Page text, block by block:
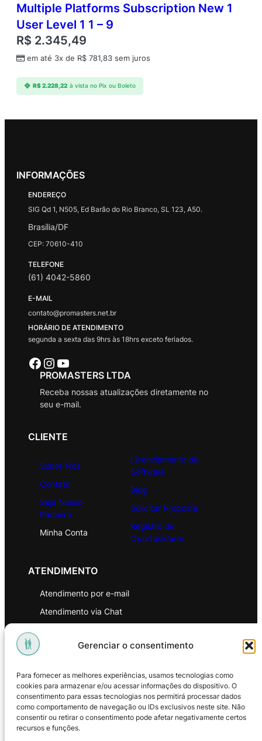
Gerenciar o consentimento
Para fornecer as melhores experiências, usamos tecnologias como
cookies para armazenar e/ou acessar informações do dispositivo. O
consentimento para essas tecnologias nos permitirá processar dados
como comportamento de navegação ou IDs exclusivos neste site. Não
consentir ou retirar o consentimento pode afetar negativamente certos
recursos e funções.
Multiple Platforms Subscription New 1
User Level 1 1 – 9
R$ 2.345,49
em até 3x de R$ 781,83 sem juros
R$2.228,22 à vista no Pix ou Boleto
INFORMAÇÕES
ENDEREÇO
SIG Qd 1, N505, Ed Barão do Rio Branco, SL 123, A50.
Brasília/DF
CEP: 70610-410
TELEFONE
(61) 4042-5860
E-MAIL
contato@promasters.net.br
HORÁRIO DE ATENDIMENTO
segunda a sexta das 9hrs às 18hrs exceto feriados.
Facebook Instagram Youtube
PROMASTERS LTDA
Receba nossas atualizações diretamente no
seu e-mail.
CLIENTE
Sobre Nós
Contato
Seja Nosso
Parceiro
Minha Conta
Licenciamento de
Software
Blog
Solicitar Proposta
Registro de
Oportunidade
ATENDIMENTO
Atendimento por e-mail
Atendimento via Chat
Política de Privacidade
Política de Troca e Devoluções
Política de Reembolso